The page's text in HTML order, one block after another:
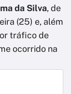
da Silva, de
(25) e, além
tráfico de
ocorrido na